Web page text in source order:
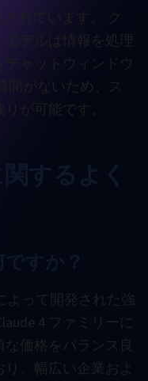
されています。 ク
モデルは情報を処理
ャットウィンドウ
間がないため、ス
が可能です。
関するよく
すか？
よって開発された強
4 ファミリーに
価格をバランス良
、幅広い企業およ